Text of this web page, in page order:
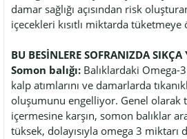
damar sağlığı açısından risk
içecekleri kısıtlı miktarda tüketmeye
BU BESİNLERE SOFRANIZDA SIKÇA
Somon balığı: Balıklardaki Omega-
kalp atımlarını ve damarlarda
oluşumunu engelliyor. Genel olarak
içermesine karşın, somon balıklar
tüksek, dolayısıyla omega 3 miktarı